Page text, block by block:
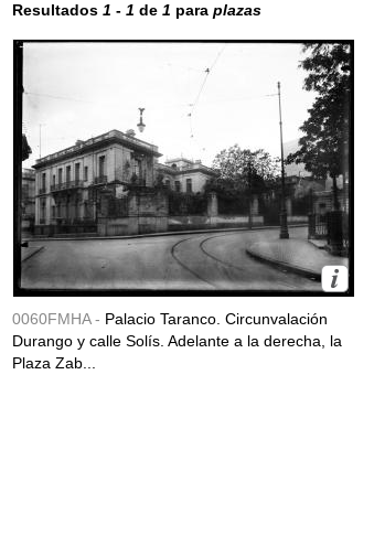
Resultados 1 - 1 de 1 para plazas
0060FMHA - Palacio Taranco. Circunvalación
Durango y calle Solís. Adelante a la derecha, la
Plaza Zab...